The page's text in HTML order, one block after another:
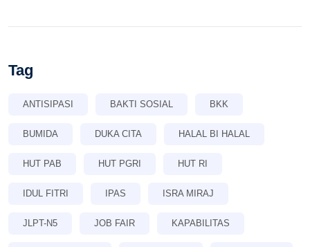
Tag
ANTISIPASI BAKTI SOSIAL BKK
BUMIDA DUKA CITA HALAL BI HALAL
HUT PAB HUT PGRI HUT RI
IDUL FITRI IPAS ISRA MIRAJ
JLPT-N5 JOB FAIR KAPABILITAS